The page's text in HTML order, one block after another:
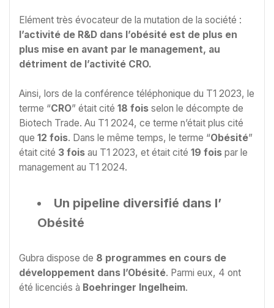
Elément très évocateur de la mutation de la société :
l’activité de R&D dans l’obésité est de plus en
plus mise en avant par le management, au
détriment de l’activité CRO.
Ainsi, lors de la conférence téléphonique du T1 2023, le
terme “CRO” était cité 18 fois selon le décompte de
Biotech Trade. Au T1 2024, ce terme n’était plus cité
que 12 fois. Dans le même temps, le terme “Obésité”
était cité 3 fois au T1 2023, et était cité 19 fois par le
management au T1 2024.
Un pipeline diversifié dans l’
Obésité
Gubra dispose de 8 programmes en cours de
développement dans l’Obésité. Parmi eux, 4 ont
été licenciés à Boehringer Ingelheim.